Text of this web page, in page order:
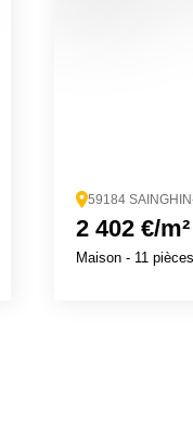
59184
2 402 €/m²
Maison - 11 pièces